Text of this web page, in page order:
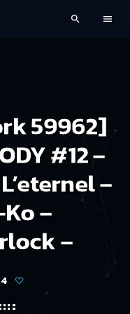
search menu
59962]
#12 –
–
–
–
4